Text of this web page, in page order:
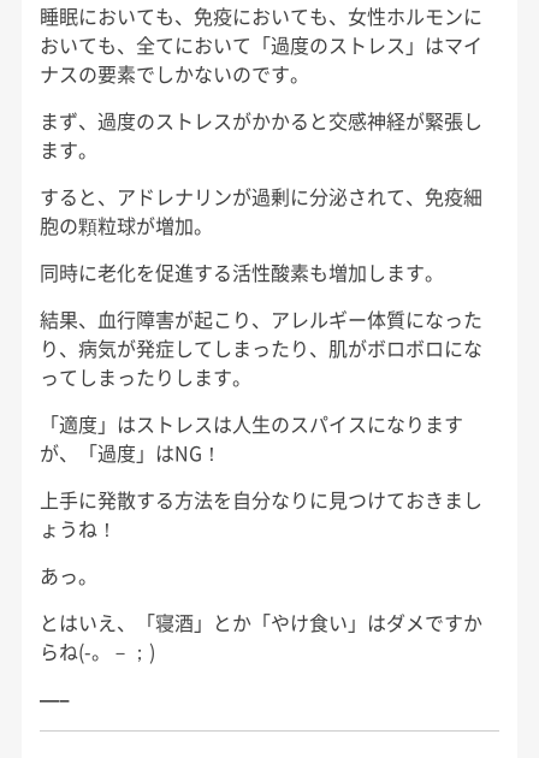
睡眠においても、免疫においても、女性ホルモンに
おいても、全てにおいて「過度のストレス」はマイ
ナスの要素でしかないのです。
まず、過度のストレスがかかると交感神経が緊張し
ます。
すると、アドレナリンが過剰に分泌されて、免疫細
胞の顆粒球が増加。
同時に老化を促進する活性酸素も増加します。
結果、血行障害が起こり、アレルギー体質になった
り、病気が発症してしまったり、肌がボロボロにな
ってしまったりします。
「適度」はストレスは人生のスパイスになります
が、「過度」はNG！
上手に発散する方法を自分なりに見つけておきまし
ょうね！
あっ。
とはいえ、「寝酒」とか「やけ食い」はダメですか
らね(-。－；)
—–